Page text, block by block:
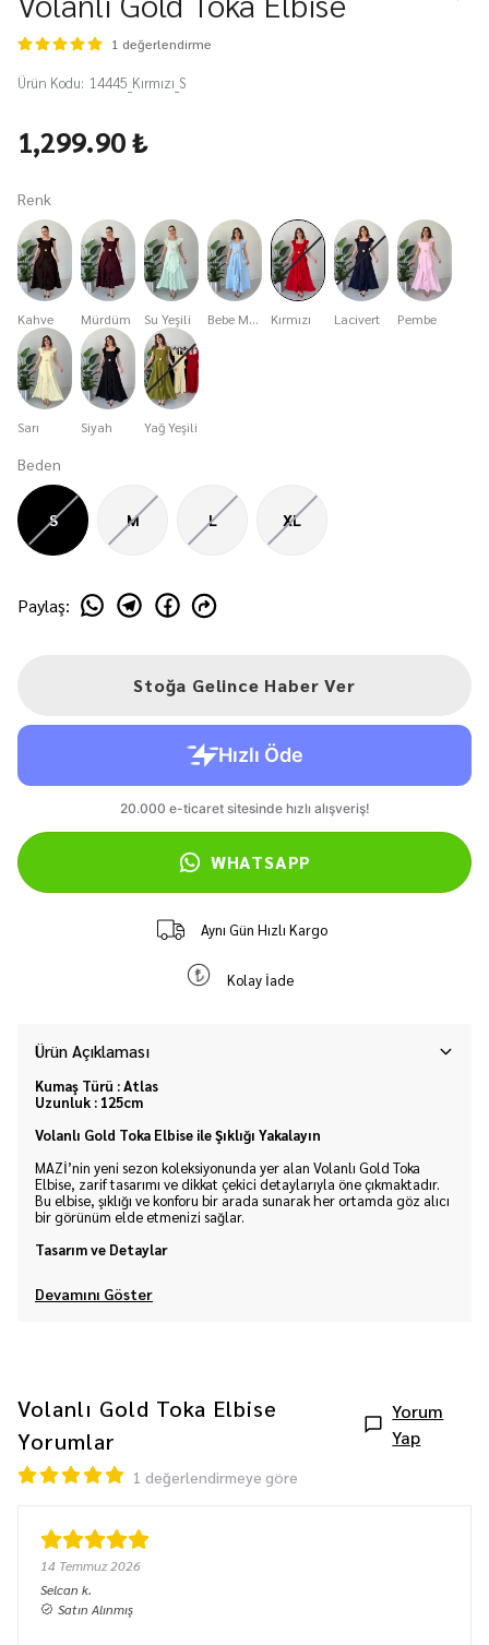
1 değerlendirme
Ürün Kodu: 14445_Kırmızı_S
1,299.90 ₺
Renk
Kahve Mürdüm Su Yeşili Bebe Mavi Kırmızı Lacivert Pembe
Sarı Siyah Yağ Yeşili
Beden
S M L XL
Paylaş:
Stoğa Gelince Haber Ver
WHATSAPP
Aynı Gün Hızlı Kargo
Kolay İade
Ürün Açıklaması
Kumaş Türü : Atlas
Uzunluk : 125cm
Volanlı Gold Toka Elbise ile Şıklığı Yakalayın
MAZİ’nin yeni sezon koleksiyonunda yer alan Volanlı Gold Toka
Elbise, zarif tasarımı ve dikkat çekici detaylarıyla öne çıkmaktadır.
Bu elbise, şıklığı ve konforu bir arada sunarak her ortamda göz alıcı
bir görünüm elde etmenizi sağlar.
Tasarım ve Detaylar
Devamını Göster
Volanlı Gold Toka Elbise
Yorumlar
Yorum
Yap
1 değerlendirmeye göre
14 Temmuz 2026
Selcan k.
Satın Alınmış